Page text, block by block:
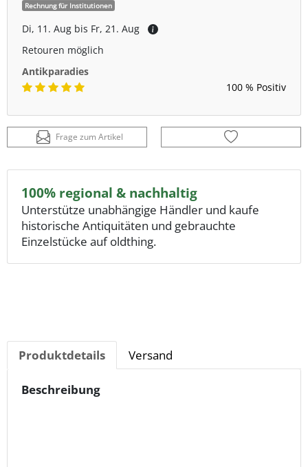
Rechnung für Institutionen
Di, 11. Aug bis Fr, 21. Aug
Retouren möglich
Antikparadies
100 % Positiv
Frage zum Artikel
100% regional & nachhaltig
Unterstütze unabhängige Händler und kaufe
historische Antiquitäten und gebrauchte
Einzelstücke auf oldthing.
Produktdetails Versand
Beschreibung